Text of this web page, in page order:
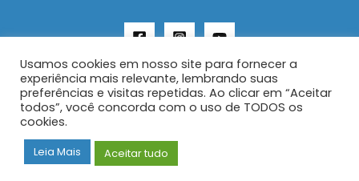
Copyright © 2026 AENFER
Construído por IurySan
Usamos cookies em nosso site para fornecer a
experiência mais relevante, lembrando suas
preferências e visitas repetidas. Ao clicar em “Aceitar
todos”, você concorda com o uso de TODOS os
cookies.
Leia Mais Aceitar tudo